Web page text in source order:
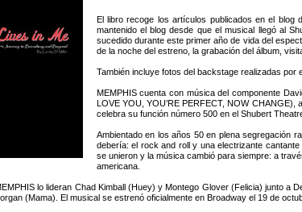
El libro recoge los artículos publicados en el blog
mantenido el blog desde que el musical llegó al
sucedido durante este primer año de vida del
de la noche del estreno, la grabación del álbum,
También incluye fotos del backstage realizadas
MEMPHIS cuenta con música del componente
LOVE YOU, YOU’RE PERFECT, NOW
celebra su función número 500 en el Shubert
Ambientado en los años 50 en plena segregación
debería: el rock and roll y una electrizante
se unieron y la música cambió para siempre: a
americana.
lo lideran Chad Kimball (Huey) y Montego Glover (Felicia) junto
(Mama). El musical se estrenó oficialmente en Broadway el 19 de